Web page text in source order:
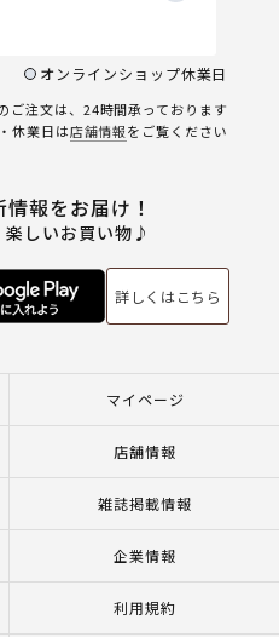
オンラインショップ休業日
ご注文は、24時間承っております
休業日は店舗情報をご覧ください
報をお届け！
楽しいお買い物♪
詳しくはこちら
マイページ
店舗情報
雑誌掲載情報
企業情報
利用規約